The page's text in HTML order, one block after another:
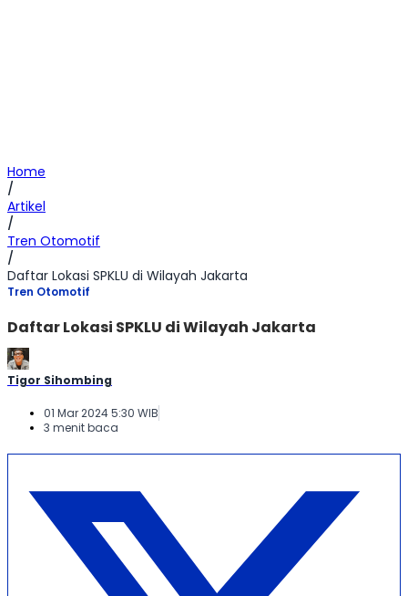
Home
/
Artikel
/
Tren Otomotif
/
Daftar Lokasi SPKLU di Wilayah Jakarta
Tren Otomotif
Daftar Lokasi SPKLU di Wilayah Jakarta
Tigor Sihombing
01 Mar 2024 5:30 WIB
3 menit baca